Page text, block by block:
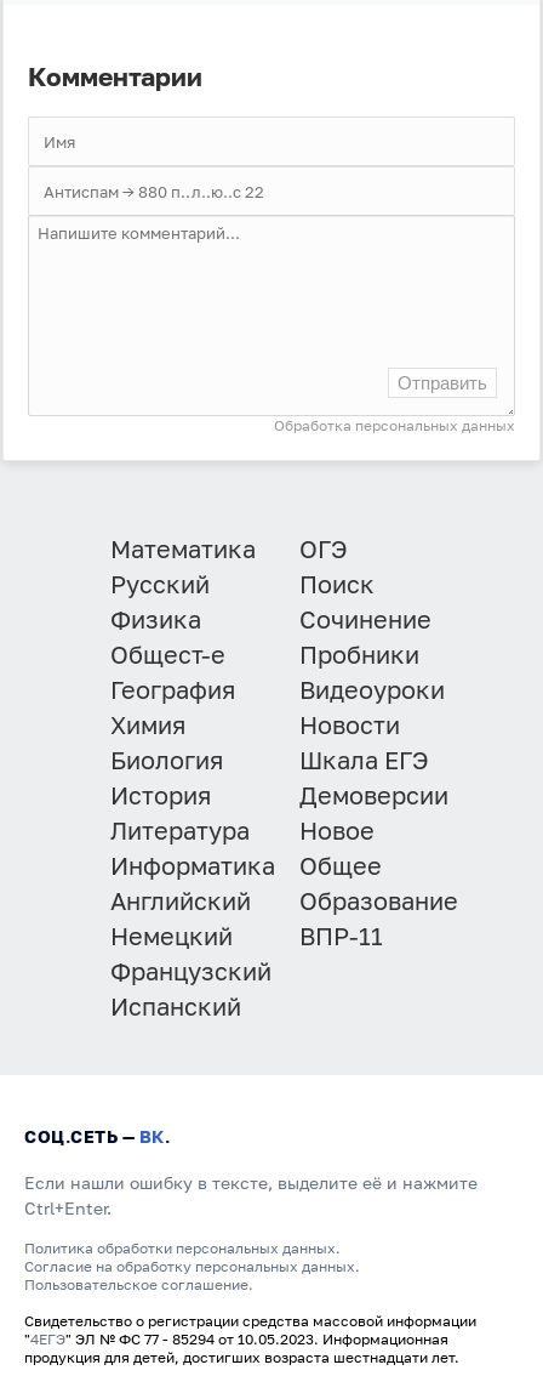
Комментарии
Отправить
Обработка персональных данных
Математика
Русский
Физика
Общест-е
География
Химия
Биология
История
Литература
Информатика
Английский
Немецкий
Французский
Испанский
ОГЭ
Поиск
Сочинение
Пробники
Видеоуроки
Новости
Шкала ЕГЭ
Демоверсии
Новое
Общее
Образование
ВПР-11
СОЦ.СЕТЬ — ВК.
Если нашли ошибку в тексте, выделите её и нажмите
Ctrl+Enter.
Политика обработки персональных данных.
Согласие на обработку персональных данных.
Пользовательское соглашение.
Свидетельство о регистрации средства массовой информации
"4ЕГЭ" ЭЛ № ФС 77 - 85294 от 10.05.2023. Информационная
продукция для детей, достигших возраста шестнадцати лет.